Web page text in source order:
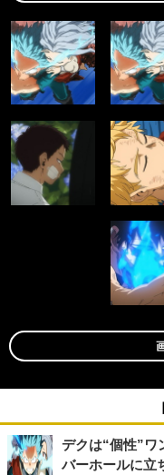
デクは“個性”ワ
バーホールに